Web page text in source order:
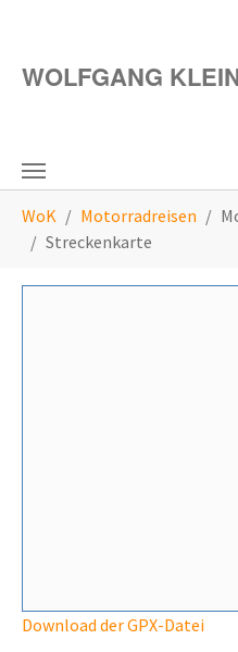
WOLFGANG
WoK Motorradreisen
Streckenkarte
Download der GPX-Datei